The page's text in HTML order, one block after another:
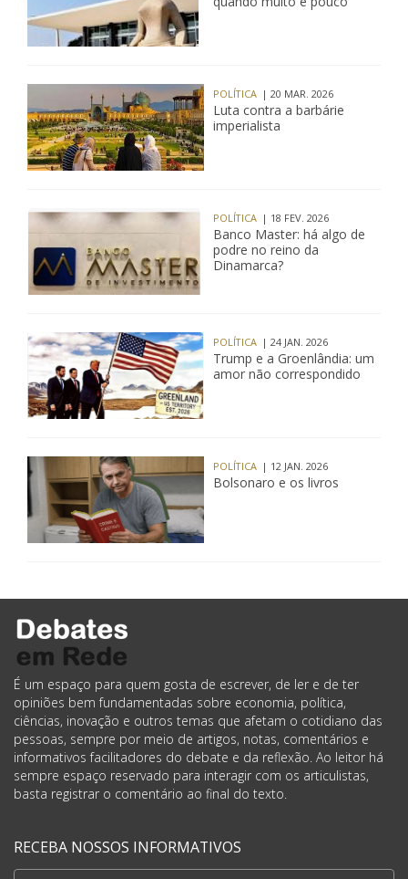
POLÍTICA | 20 MAR. 2026
Luta contra a barbárie
imperialista
POLÍTICA | 18 FEV. 2026
Banco Master: há algo de
podre no reino da
Dinamarca?
POLÍTICA | 24 JAN. 2026
Trump e a Groenlândia: um
amor não correspondido
POLÍTICA | 12 JAN. 2026
Bolsonaro e os livros
É um espaço para quem gosta de escrever, de ler e de ter
opiniões bem fundamentadas sobre economia, política,
ciências, inovação e outros temas que afetam o cotidiano das
pessoas, sempre por meio de artigos, notas, comentários e
informativos facilitadores do debate e da reflexão. Ao leitor há
sempre espaço reservado para interagir com os articulistas,
basta registrar o comentário ao final do texto.
RECEBA NOSSOS INFORMATIVOS